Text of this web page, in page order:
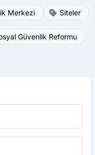
Merkezi Siteler
Güvenlik Reformu